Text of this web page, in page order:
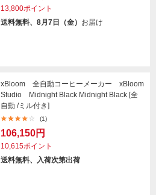
13,800ポイント
送料無料、8月7日（金） お届け
xBloom 全自動コーヒーメーカー xBloom
Studio Midnight Black Midnight Black [全
自動 /ミル付き]
(1)
106,150円
10,615ポイント
送料無料、入荷次第出荷